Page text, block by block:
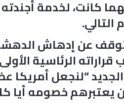
كانت، لخدمة
عن إدهاش
الرئاسية
“لنجعل أمريكا
يعتبرهم خصومه أيا